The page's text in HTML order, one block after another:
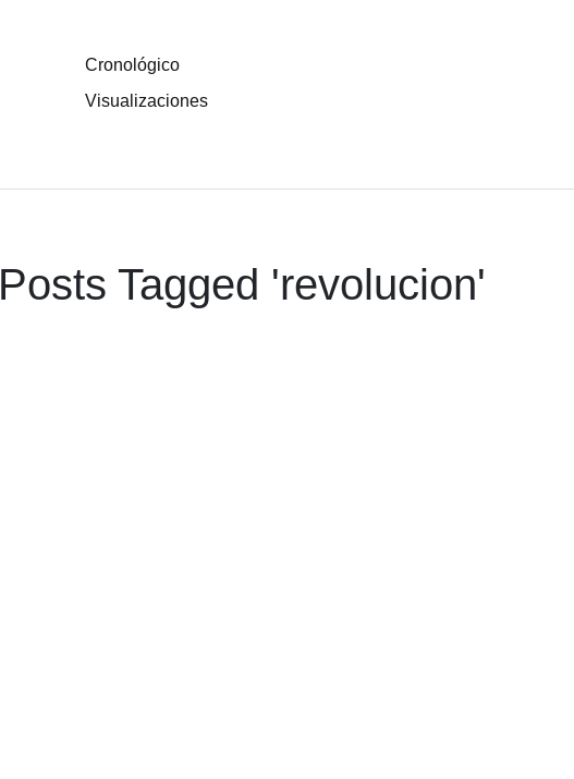
Cronológico
Visualizaciones
Posts Tagged 'revolucion'